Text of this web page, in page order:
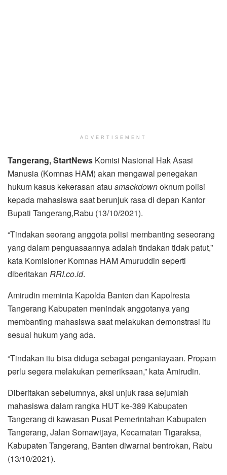
ADVERTISEMENT
Tangerang, StartNews Komisi Nasional Hak Asasi
Manusia (Komnas HAM) akan mengawal penegakan
hukum kasus kekerasan atau smackdownoknum polisi
kepada mahasiswa saat berunjuk rasa di depan Kantor
Bupati Tangerang,Rabu (13/10/2021).
“Tindakan seorang anggota polisi membanting seseorang
yang dalam penguasaannya adalah tindakan tidak patut,”
kata Komisioner Komnas HAM Amuruddin seperti
diberitakan RRI.co.id.
Amirudin meminta Kapolda Banten dan Kapolresta
Tangerang Kabupaten menindak anggotanya yang
membanting mahasiswa saat melakukan demonstrasi itu
sesuai hukum yang ada.
“Tindakan itu bisa diduga sebagai penganiayaan. Propam
perlu segera melakukan pemeriksaan,” kata Amirudin.
Diberitakan sebelumnya, aksi unjuk rasa sejumlah
mahasiswa dalam rangka HUT ke-389 Kabupaten
Tangerang di kawasan Pusat Pemerintahan Kabupaten
Tangerang, Jalan Somawijaya, Kecamatan Tigaraksa,
Kabupaten Tangerang, Banten diwarnai bentrokan, Rabu
(13/10/2021).